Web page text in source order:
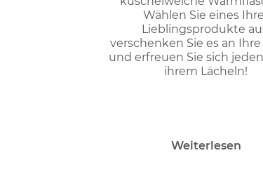
Wählen Sie eines
Lieblingsprodukte
verschenken Sie es an
und erfreuen Sie sich
ihrem Lächeln!
Weiterlesen